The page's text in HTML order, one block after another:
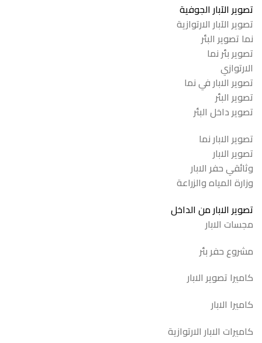
تصوير الآبار الجوفية
تصوير الآبار الارتوازية
نما تصوير البئر
تصوير بئر نما
الارتوازي
تصوير الابار في نما
تصوير البئر
تصوير داخل البئر
تصوير الابار نما
تصوير الابار
وثائقي حفر الابار
وزارة المياه والزراعة
تصوير الابار من الداخل
مجسات الابار
مشروع حفر بئر
كاميرا تصوير الابار
كاميرا الابار
كاميرات الابار الارتوازية